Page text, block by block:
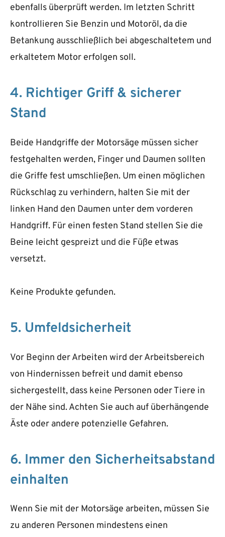
ebenfalls überprüft werden. Im letzten Schritt
kontrollieren Sie Benzin und Motoröl, da die
Betankung ausschließlich bei abgeschaltetem und
erkaltetem Motor erfolgen soll.
4. Richtiger Griff & sicherer
Stand
Beide Handgriffe der Motorsäge müssen sicher
festgehalten werden, Finger und Daumen sollten
die Griffe fest umschließen. Um einen möglichen
Rückschlag zu verhindern, halten Sie mit der
linken Hand den Daumen unter dem vorderen
Handgriff. Für einen festen Stand stellen Sie die
Beine leicht gespreizt und die Füße etwas
versetzt.
Keine Produkte gefunden.
5. Umfeldsicherheit
Vor Beginn der Arbeiten wird der Arbeitsbereich
von Hindernissen befreit und damit ebenso
sichergestellt, dass keine Personen oder Tiere in
der Nähe sind. Achten Sie auch auf überhängende
Äste oder andere potenzielle Gefahren.
6. Immer den Sicherheitsabstand
einhalten
Wenn Sie mit der Motorsäge arbeiten, müssen Sie
zu anderen Personen mindestens einen